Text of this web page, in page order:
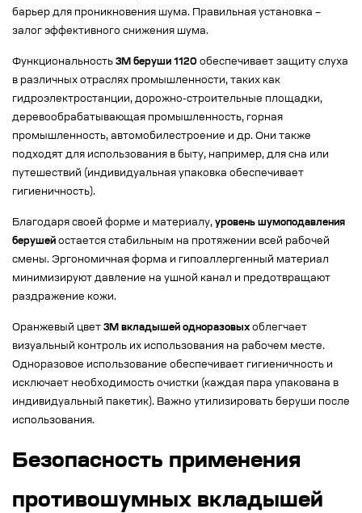
барьер для проникновения шума. Правильная установка –
залог эффективного снижения шума.
Функциональность 3M беруши 1120 обеспечивает защиту слуха
в различных отраслях промышленности, таких как
гидроэлектростанции, дорожно-строительные площадки,
деревообрабатывающая промышленность, горная
промышленность, автомобилестроение и др. Они также
подходят для использования в быту, например, для сна или
путешествий (индивидуальная упаковка обеспечивает
гигиеничность).
Благодаря своей форме и материалу, уровень шумоподавления
берушей остается стабильным на протяжении всей рабочей
смены. Эргономичная форма и гипоаллергенный материал
минимизируют давление на ушной канал и предотвращают
раздражение кожи.
Оранжевый цвет 3M вкладышей одноразовых облегчает
визуальный контроль их использования на рабочем месте.
Одноразовое использование обеспечивает гигиеничность и
исключает необходимость очистки (каждая пара упакована в
индивидуальный пакетик). Важно утилизировать беруши после
использования.
Безопасность применения
противошумных вкладышей